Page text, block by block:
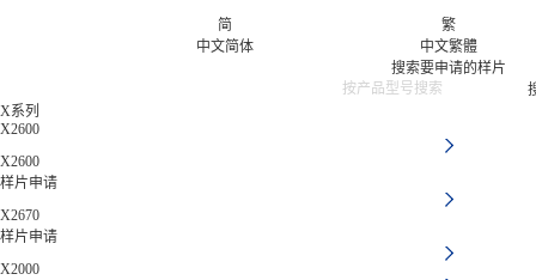
简
中文简体
繁
中文繁體
搜索要申请的样片
X系列
X2600
X2600
样片申请
X2670
样片申请
X2000